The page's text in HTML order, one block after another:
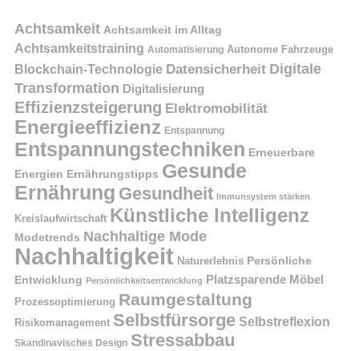
Achtsamkeit Achtsamkeit im Alltag
Achtsamkeitstraining Automatisierung Autonome Fahrzeuge
Blockchain-Technologie Datensicherheit Digitale
Transformation Digitalisierung
Effizienzsteigerung Elektromobilität
Energieeffizienz Entspannung
Entspannungstechniken Erneuerbare
Energien Ernährungstipps Gesunde
Ernährung Gesundheit Immunsystem stärken
Kreislaufwirtschaft Künstliche Intelligenz
Modetrends Nachhaltige Mode
Nachhaltigkeit Naturerlebnis Persönliche
Entwicklung Persönlichkeitsentwicklung Platzsparende Möbel
Prozessoptimierung Raumgestaltung
Risikomanagement Selbstfürsorge Selbstreflexion
Skandinavisches Design Stressabbau